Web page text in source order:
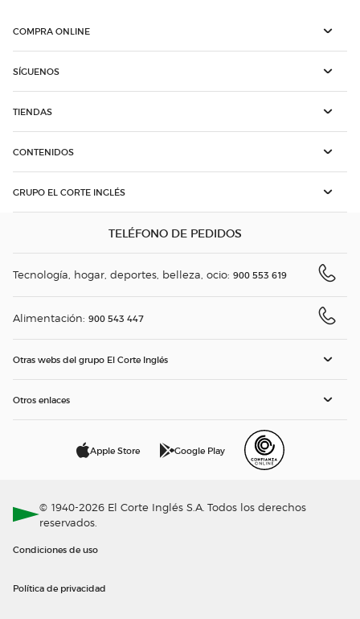
COMPRA ONLINE
SÍGUENOS
TIENDAS
CONTENIDOS
GRUPO EL CORTE INGLÉS
TELÉFONO DE PEDIDOS
Tecnología, hogar, deportes, belleza, ocio: 900 553 619
Alimentación: 900 543 447
Otras webs del grupo El Corte Inglés
Otros enlaces
Apple Store Google Play
© 1940-2026 El Corte Inglés S.A. Todos los derechos
reservados.
Condiciones de uso
Política de privacidad